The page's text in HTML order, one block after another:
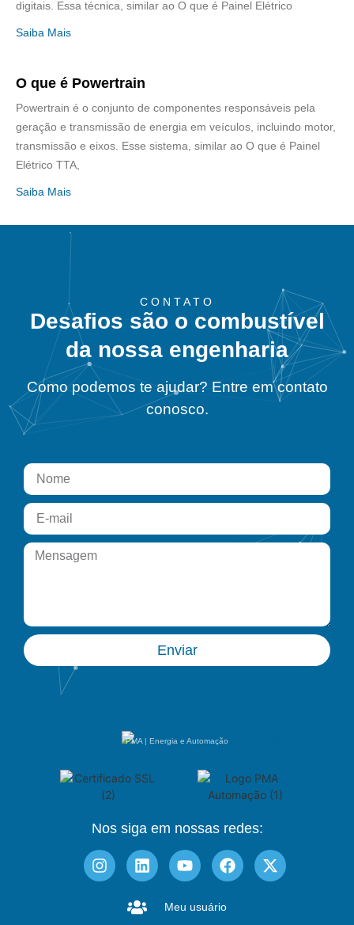
digitais. Essa técnica, similar ao O que é Painel Elétrico
Saiba Mais
O que é Powertrain
Powertrain é o conjunto de componentes responsáveis pela
geração e transmissão de energia em veículos, incluindo motor,
transmissão e eixos. Esse sistema, similar ao O que é Painel
Elétrico TTA,
Saiba Mais
CONTATO
Desafios são o combustível
da nossa engenharia
Como podemos te ajudar? Entre em contato
conosco.
Enviar
PMA | Energia e Automação
Nos siga em nossas redes:
Meu usuário